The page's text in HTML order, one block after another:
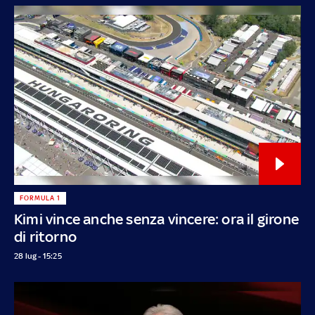
Kimi vince anche senza vincere: ora il girone
di ritorno
FORMULA 1
28 lug - 15:25